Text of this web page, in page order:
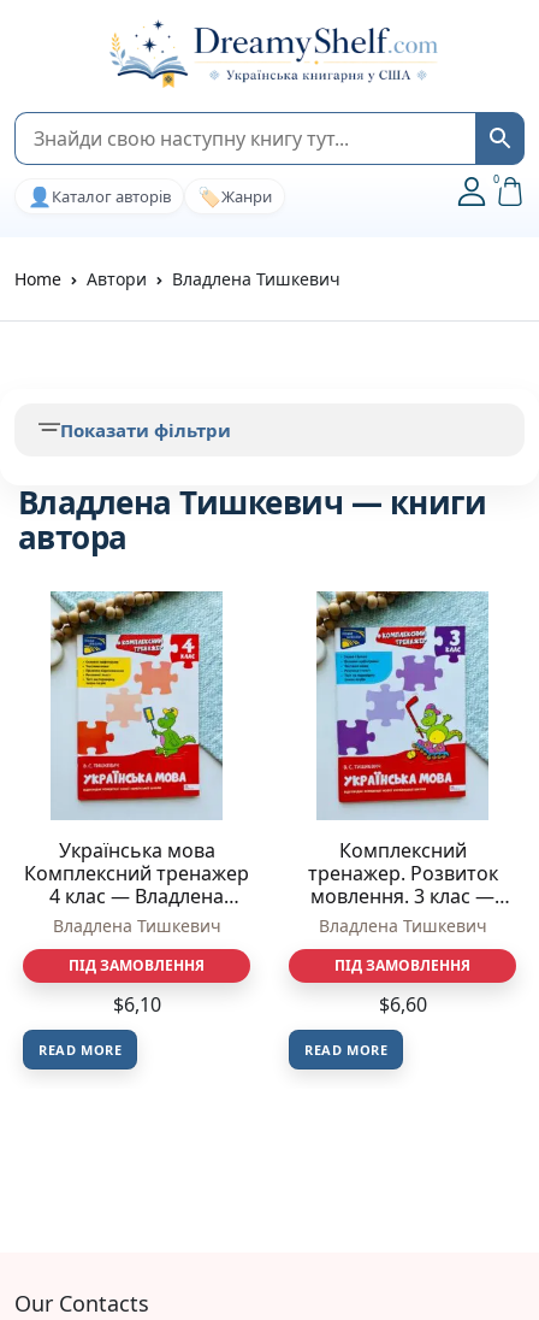
👤 Каталог авторів 🏷️Жанри
0
Home Автори Владлена Тишкевич
Владлена Тишкевич — книги
автора
Українська мова
Комплексний тренажер
4 клас — Владлена
Тишкевич
Владлена Тишкевич
ПІД ЗАМОВЛЕННЯ
$6,10
READ MORE
Комплексний
тренажер. Розвиток
мовлення. 3 клас —
Владлена Тишкевич
Владлена Тишкевич
ПІД ЗАМОВЛЕННЯ
$6,60
READ MORE
Показати фільтри
Our Contacts